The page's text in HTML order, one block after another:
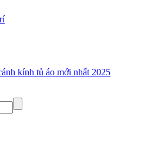
kính tủ áo mới nhất 2025